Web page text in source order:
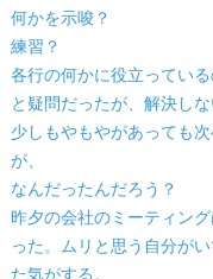
何かを示唆？
練習？
各行の何かに役立ってい
と疑問だったが、解決し
少しもやもやがあっても
が、
なんだったんだろう？
昨夕の会社のミーティン
った。ムリと思う自分が